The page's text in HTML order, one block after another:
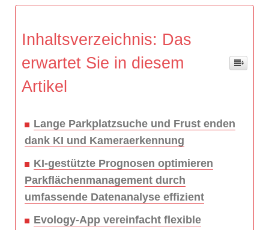
Inhaltsverzeichnis: Das
erwartet Sie in diesem
Artikel
Lange Parkplatzsuche und Frust enden
dank KI und Kameraerkennung
KI-gestützte Prognosen optimieren
Parkflächenmanagement durch
umfassende Datenanalyse effizient
Evology-App vereinfacht flexible